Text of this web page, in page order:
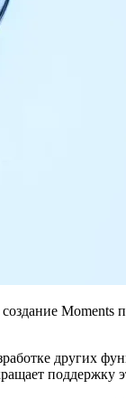
других
поддержку